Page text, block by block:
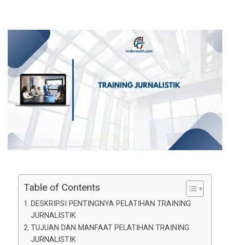
Table of Contents
DESKRIPSI PENTINGNYA PELATIHAN TRAINING
JURNALISTIK
TUJUAN DAN MANFAAT PELATIHAN TRAINING
JURNALISTIK